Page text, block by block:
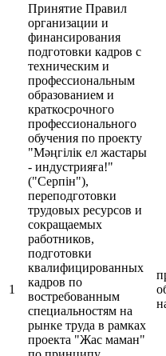
1
Принятие Правил
организации и
финансирования
подготовки кадров с
техническим и
профессиональным
образованием и
краткосрочного
профессионального
обучения по проекту
"Мәңгілік ел жастары
- индустрияға!"
("Серпін"),
переподготовки
трудовых ресурсов и
сокращаемых
работников,
подготовки
квалифицированных
кадров по
востребованным
специальностям на
рынке труда в рамках
проекта "Жас маман"